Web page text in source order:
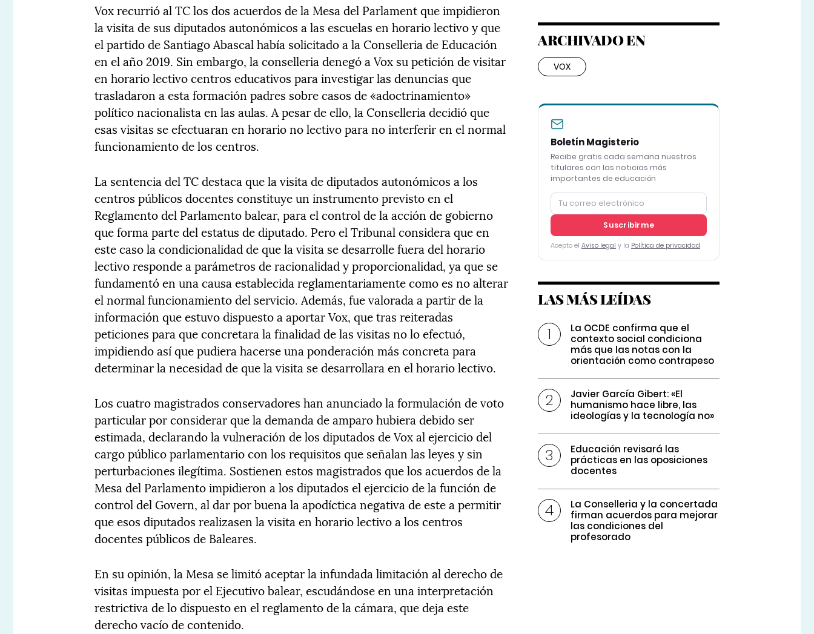
Vox recurrió al TC los dos acuerdos de la Mesa del Parlament que impidieron
la visita de sus diputados autonómicos a las escuelas en horario lectivo y que
el partido de Santiago Abascal había solicitado a la Conselleria de Educación
en el año 2019. Sin embargo, la conselleria denegó a Vox su petición de visitar
en horario lectivo centros educativos para investigar las denuncias que
trasladaron a esta formación padres sobre casos de «adoctrinamiento»
político nacionalista en las aulas. A pesar de ello, la Conselleria decidió que
esas visitas se efectuaran en horario no lectivo para no interferir en el normal
funcionamiento de los centros.
La sentencia del TC destaca que la visita de diputados autonómicos a los
centros públicos docentes constituye un instrumento previsto en el
Reglamento del Parlamento balear, para el control de la acción de gobierno
que forma parte del estatus de diputado. Pero el Tribunal considera que en
este caso la condicionalidad de que la visita se desarrolle fuera del horario
lectivo responde a parámetros de racionalidad y proporcionalidad, ya que se
fundamentó en una causa establecida reglamentariamente como es no alterar
el normal funcionamiento del servicio. Además, fue valorada a partir de la
información que estuvo dispuesto a aportar Vox, que tras reiteradas
peticiones para que concretara la finalidad de las visitas no lo efectuó,
impidiendo así que pudiera hacerse una ponderación más concreta para
determinar la necesidad de que la visita se desarrollara en el horario lectivo.
Los cuatro magistrados conservadores han anunciado la formulación de voto
particular por considerar que la demanda de amparo hubiera debido ser
estimada, declarando la vulneración de los diputados de Vox al ejercicio del
cargo público parlamentario con los requisitos que señalan las leyes y sin
perturbaciones ilegítima. Sostienen estos magistrados que los acuerdos de la
Mesa del Parlamento impidieron a los diputados el ejercicio de la función de
control del Govern, al dar por buena la apodíctica negativa de este a permitir
que esos diputados realizasen la visita en horario lectivo a los centros
docentes públicos de Baleares.
En su opinión, la Mesa se limitó aceptar la infundada limitación al derecho de
visitas impuesta por el Ejecutivo balear, escudándose en una interpretación
restrictiva de lo dispuesto en el reglamento de la cámara, que deja este
derecho vacío de contenido.
ARCHIVADO EN
VOX
Boletín Magisterio
Recibe gratis cada semana nuestros
titulares con las noticias más
importantes de educación
Suscribirme
Acepto el Aviso legal y la Política de privacidad
LAS MÁS LEÍDAS
La OCDE confirma que el
contexto social condiciona
más que las notas con la
orientación como contrapeso
Javier García Gibert: «El
humanismo hace libre, las
ideologías y la tecnología no»
Educación revisará las
prácticas en las oposiciones
docentes
La Conselleria y la concertada
firman acuerdos para mejorar
las condiciones del
profesorado